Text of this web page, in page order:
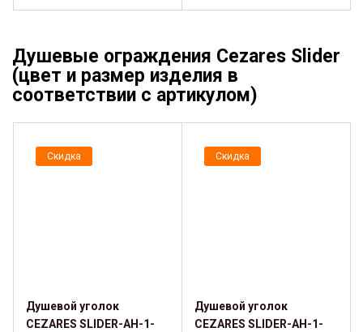
Душевые ограждения Cezares Slider
(цвет и размер изделия в
соответствии с артикулом)
Скидка
Душевой уголок
CEZARES SLIDER-AH-1-
Скидка
Душевой уголок
CEZARES SLIDER-AH-1-